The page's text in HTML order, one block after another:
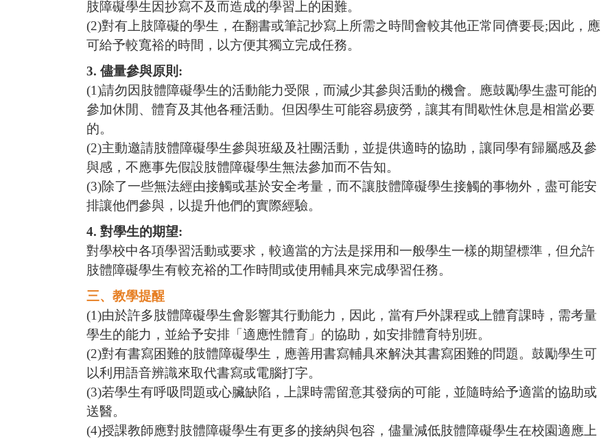
肢障礙學生因抄寫不及而造成的學習上的困難。
(2)對有上肢障礙的學生，在翻書或筆記抄寫上所需之時間會較其他正常同儕要長;因此，應
可給予較寬裕的時間，以方便其獨立完成任務。
3. 儘量參與原則 :
(1)請勿因肢體障礙學生的活動能力受限，而減少其參與活動的機會。應鼓勵學生盡可能的
參加休閒、體育及其他各種活動。但因學生可能容易疲勞，讓其有間歇性休息是相當必要
的。
(2)主動邀請肢體障礙學生參與班級及社團活動，並提供適時的協助，讓同學有歸屬感及參
與感，不應事先假設肢體障礙學生無法參加而不告知。
(3)除了一些無法經由接觸或基於安全考量，而不讓肢體障礙學生接觸的事物外，盡可能安
排讓他們參與，以提升他們的實際經驗。
4. 對學生的期望:
對學校中各項學習活動或要求，較適當的方法是採用和一般學生一樣的期望標準，但允許
肢體障礙學生有較充裕的工作時間或使用輔具來完成學習任務。
三、教學提醒
(1)由於許多肢體障礙學生會影響其行動能力，因此，當有戶外課程或上體育課時，需考量
學生的能力，並給予安排「適應性體育」的協助，如安排體育特別班。
(2)對有書寫困難的肢體障礙學生，應善用書寫輔具來解決其書寫困難的問題。鼓勵學生可
以利用語音辨識來取代書寫或電腦打字。
(3)若學生有呼吸問題或心臟缺陷，上課時需留意其發病的可能，並隨時給予適當的協助或
送醫。
(4)授課教師應對肢體障礙學生有更多的接納與包容，儘量減低肢體障礙學生在校園適應上